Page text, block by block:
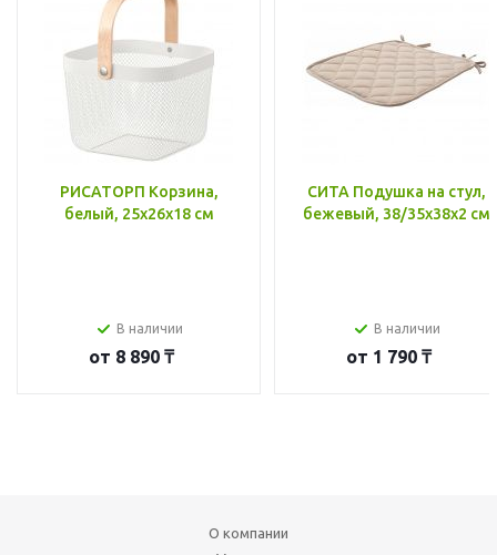
РИСАТОРП Корзина,
белый, 25x26x18 см
В наличии
от 8 890 ₸
СИТА Подушка на стул,
бежевый, 38/35x38x2 см
В наличии
от 1 790 ₸
О компании